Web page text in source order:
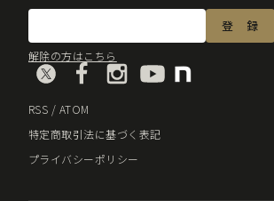
解除の方はこちら
RSS / ATOM
特定商取引法に基づく表記
プライバシーポリシー